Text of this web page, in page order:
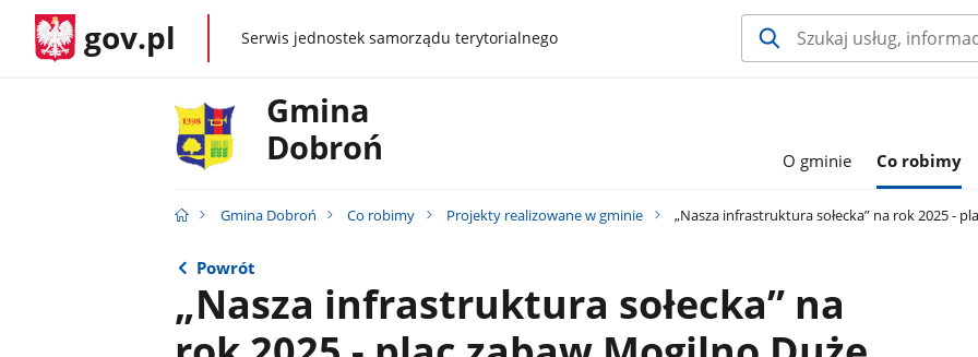
gov.pl gov.plSerwis jednostek samorządu terytorialnego
Gmina
Dobroń
O gminie Co robimy
Gmina Dobroń Co robimy Projekty realizowane w gminie „Nasza infrastruktura sołecka” na rok 2025 -
Powrót
„Nasza infrastruktura sołecka” na